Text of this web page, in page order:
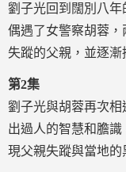
劉子光回到闊別八
偶遇了女警察胡蓉
失蹤的父親，並逐漸
第2集
劉子光與胡蓉再次
出過人的智慧和膽
現父親失蹤與當地的